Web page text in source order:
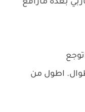
بعدة مارافع
اطول من